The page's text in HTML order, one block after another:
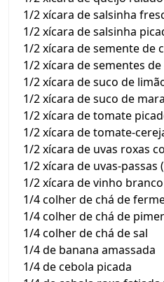
1/2 xícara de salsinha
1/2 xícara de salsinha
1/2 xícara de semente de
1/2 xícara de sementes de
1/2 xícara de suco de
1/2 xícara de suco de
1/2 xícara de tomate
1/2 xícara de tomate-
1/2 xícara de uvas roxas
1/2 xícara de uvas-passas
1/2 xícara de vinho
1/4 colher de chá de
1/4 colher de chá de
1/4 colher de chá de sal
1/4 de banana amassada
1/4 de cebola picada